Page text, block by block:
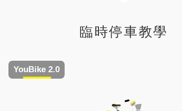
臨時停車教學
YouBike 2.0